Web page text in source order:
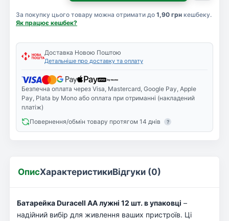
За покупку цього товару можна отримати до 1,90 грн кешбеку.
Як працює кешбек?
Доставка Новою Поштою
Детальніше про доставку та оплату
Безпечна оплата через Visa, Mastercard, Google Pay, Apple
Pay, Plata by Mono або оплата при отриманні (накладений
платіж)
Повернення/обмін товару протягом 14 днів
?
ОписХарактеристикиВідгуки (0)
Батарейка Duracell AA лужні 12 шт. в упаковці –
надійний вибір для живлення ваших пристроїв. Ці